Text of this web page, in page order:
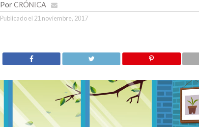
Por CRÓNICA
Publicado el 21 noviembre, 2017